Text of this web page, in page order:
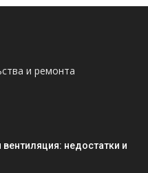
и ремонта
недостатки и